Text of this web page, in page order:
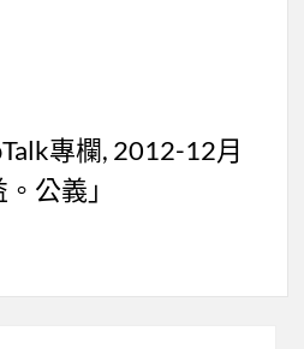
專欄, 2012-12月
公義」